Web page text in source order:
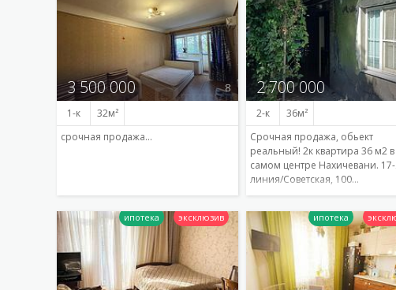
3 500 000 8
1-к
32
срочная продажа…
Подробнее
2 700 000
2-к
36
Срочная продажа, обьект
реальный! 2к квартира 36 м2 в
самом центре Нахичевани.
линия/Советская, 100…